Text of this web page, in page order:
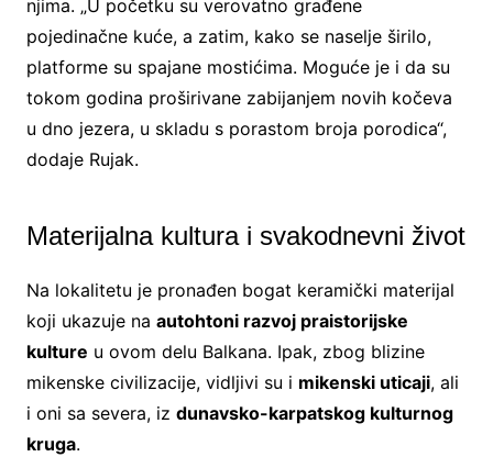
njima. „U početku su verovatno građene
pojedinačne kuće, a zatim, kako se naselje širilo,
platforme su spajane mostićima. Moguće je i da su
tokom godina proširivane zabijanjem novih kočeva
u dno jezera, u skladu s porastom broja porodica“,
dodaje Rujak.
Materijalna kultura i svakodnevni život
Na lokalitetu je pronađen bogat keramički materijal
koji ukazuje na autohtoni razvoj praistorijske
kulture u ovom delu Balkana. Ipak, zbog blizine
mikenske civilizacije, vidljivi su i mikenski uticaji, ali
i oni sa severa, iz dunavsko-karpatskog kulturnog
kruga.